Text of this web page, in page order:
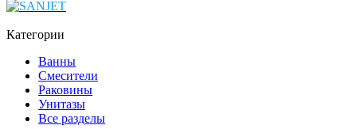
Категории
Ванны
Смесители
Раковины
Унитазы
Все разделы